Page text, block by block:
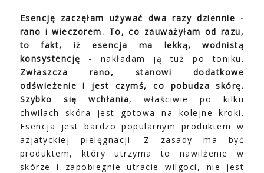
Esencję zaczęłam używać dwa razy dziennie -
rano i wieczorem. To, co zauważyłam od razu,
to fakt, iż esencja ma lekką, wodnistą
konsystencję - nakładam ją tuż po toniku.
Zwłaszcza rano, stanowi dodatkowe
odświeżenie i jest czymś, co pobudza skórę.
Szybko się wchłania, właściwie po kilku
chwilach skóra jest gotowa na kolejne kroki.
Esencja jest bardzo popularnym produktem w
azjatyckiej pielęgnacji. Z zasady ma być
produktem, który utrzyma to nawilżenie w
skórze i zapobiegnie utracie wilgoci, nie jest